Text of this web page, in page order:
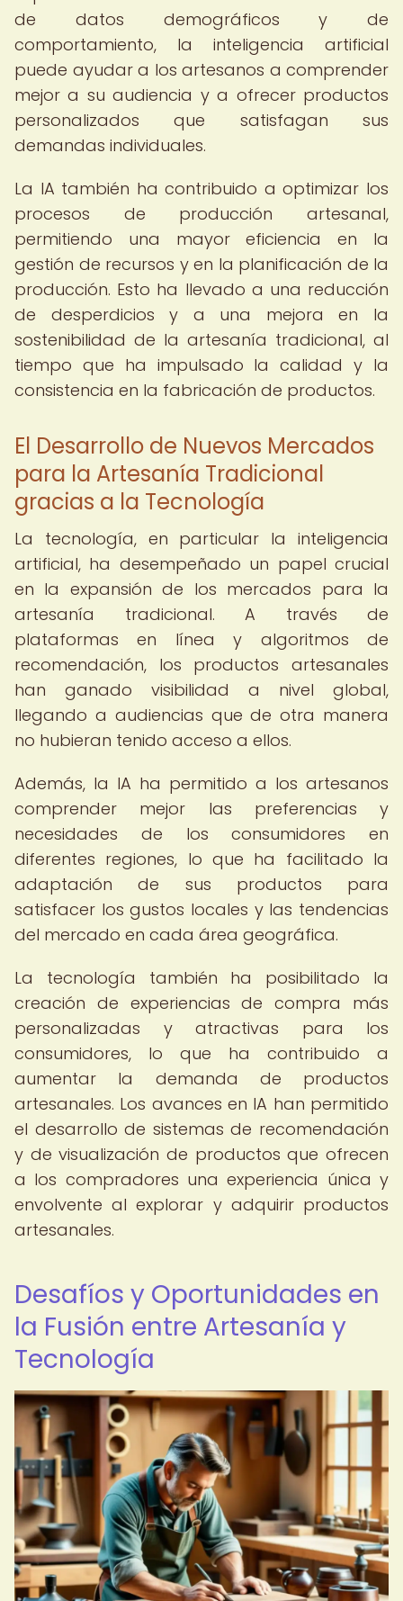
de datos demográficos y de
comportamiento, la inteligencia artificial
puede ayudar a los artesanos a comprender
mejor a su audiencia y a ofrecer productos
personalizados que satisfagan sus
demandas individuales.
La IA también ha contribuido a optimizar los
procesos de producción artesanal,
permitiendo una mayor eficiencia en la
gestión de recursos y en la planificación de la
producción. Esto ha llevado a una reducción
de desperdicios y a una mejora en la
sostenibilidad de la artesanía tradicional, al
tiempo que ha impulsado la calidad y la
consistencia en la fabricación de productos.
El Desarrollo de Nuevos Mercados
para la Artesanía Tradicional
gracias a la Tecnología
La tecnología, en particular la inteligencia
artificial, ha desempeñado un papel crucial
en la expansión de los mercados para la
artesanía tradicional. A través de
plataformas en línea y algoritmos de
recomendación, los productos artesanales
han ganado visibilidad a nivel global,
llegando a audiencias que de otra manera
no hubieran tenido acceso a ellos.
Además, la IA ha permitido a los artesanos
comprender mejor las preferencias y
necesidades de los consumidores en
diferentes regiones, lo que ha facilitado la
adaptación de sus productos para
satisfacer los gustos locales y las tendencias
del mercado en cada área geográfica.
La tecnología también ha posibilitado la
creación de experiencias de compra más
personalizadas y atractivas para los
consumidores, lo que ha contribuido a
aumentar la demanda de productos
artesanales. Los avances en IA han permitido
el desarrollo de sistemas de recomendación
y de visualización de productos que ofrecen
a los compradores una experiencia única y
envolvente al explorar y adquirir productos
artesanales.
Desafíos y Oportunidades en
la Fusión entre Artesanía y
Tecnología